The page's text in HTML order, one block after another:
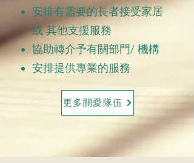
安排有需要的長者接受家居
或 其他支援服務
協助轉介予有關部門/ 機構
安排提供專業的服務
更多關愛隊伍